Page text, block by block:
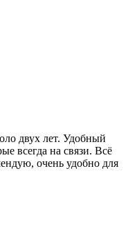
двух лет. Удобный
всегда на связи. Всё
очень удобно для